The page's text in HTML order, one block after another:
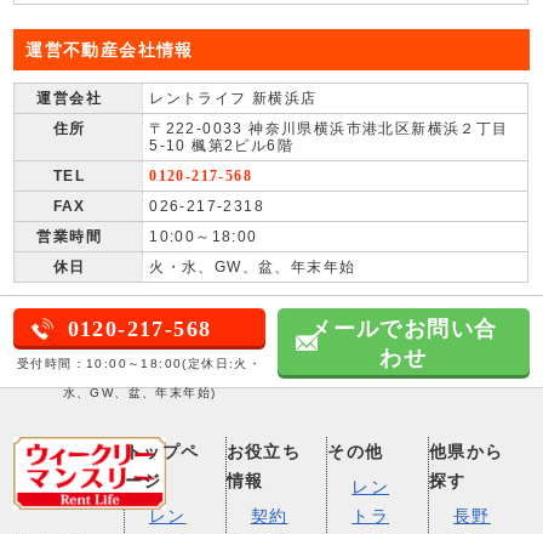
運営不動産会社情報
運営会社
レントライフ 新横浜店
住所
〒222-0033 神奈川県横浜市港北区新横浜２丁目
5-10 楓第2ビル6階
TEL
0120-217-568
FAX
026-217-2318
営業時間
10:00～18:00
休日
火・水、GW、盆、年末年始
0120-217-568
受付時間：10:00～18:00(定休日:火・
水、GW、盆、年末年始)
メールでお問い合
わせ
トップペ
ージ
レン
お役立ち
情報
契約
その他
レン
トラ
他県から
探す
長野